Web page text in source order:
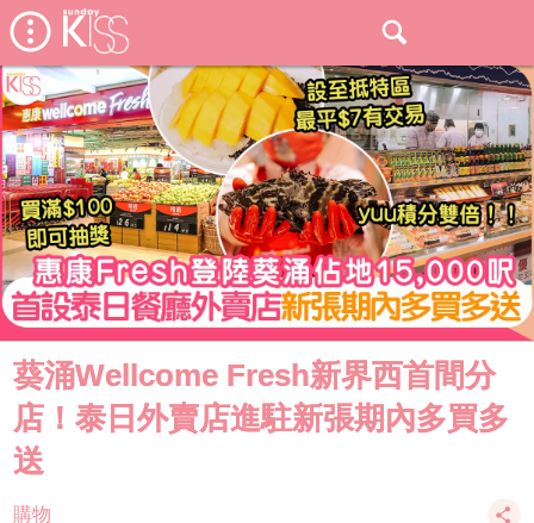
葵涌Wellcome Fresh新界西首間分
店！泰日外賣店進駐新張期內多買多
送
購物